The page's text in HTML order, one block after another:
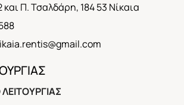
και Π. Τσαλδάρη, 184 53 Νίκαια